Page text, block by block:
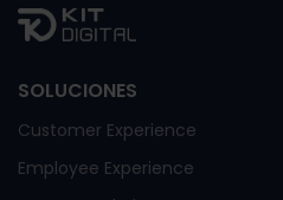
SOLUCIONES
Customer Experience
Employee Experience